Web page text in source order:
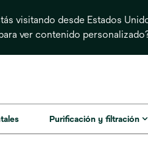
visitando desde Estados
ver contenido
Purificación y filtración